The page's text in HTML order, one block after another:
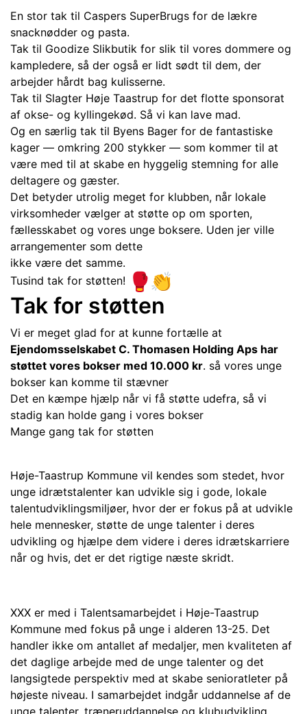
En stor tak til Caspers SuperBrugs for de lækre
snacknødder og pasta.
Tak til Goodize Slikbutik for slik til vores dommere og
kampledere, så der også er lidt sødt til dem, der
arbejder hårdt bag kulisserne.
Tak til Slagter Høje Taastrup for det flotte sponsorat
af okse- og kyllingekød. Så vi kan lave mad.
Og en særlig tak til Byens Bager for de fantastiske
kager — omkring 200 stykker — som kommer til at
være med til at skabe en hyggelig stemning for alle
deltagere og gæster.
Det betyder utrolig meget for klubben, når lokale
virksomheder vælger at støtte op om sporten,
fællesskabet og vores unge boksere. Uden jer ville
arrangementer som dette
ikke være det samme.
Tusind tak for støtten!
Tak for støtten
Vi er meget glad for at kunne fortælle at
Ejendomsselskabet C. Thomasen Holding Aps har
støttet vores bokser med 10.000 kr. så vores unge
bokser kan komme til stævner
Det en kæmpe hjælp når vi få støtte udefra, så vi
stadig kan holde gang i vores bokser
Mange gang tak for støtten
Høje-Taastrup Kommune vil kendes som stedet, hvor
unge idrætstalenter kan udvikle sig i gode, lokale
talentudviklingsmiljøer, hvor der er fokus på at udvikle
hele mennesker, støtte de unge talenter i deres
udvikling og hjælpe dem videre i deres idrætskarriere
når og hvis, det er det rigtige næste skridt.
XXX er med i Talentsamarbejdet i Høje-Taastrup
Kommune med fokus på unge i alderen 13-25. Det
handler ikke om antallet af medaljer, men kvaliteten af
det daglige arbejde med de unge talenter og det
langsigtede perspektiv med at skabe senioratleter på
højeste niveau. I samarbejdet indgår uddannelse af de
unge talenter, træneruddannelse og klubudvikling.